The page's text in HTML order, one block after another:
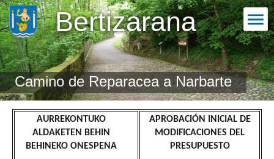
Camino de Reparacea a Narbarte
Bertizarana
AURREKONTUKO
ALDAKETEN BEHIN
BEHINEKO ONESPENA
APROBACIÓN INICIAL DE
MODIFICACIONES DEL
PRESUPUESTO